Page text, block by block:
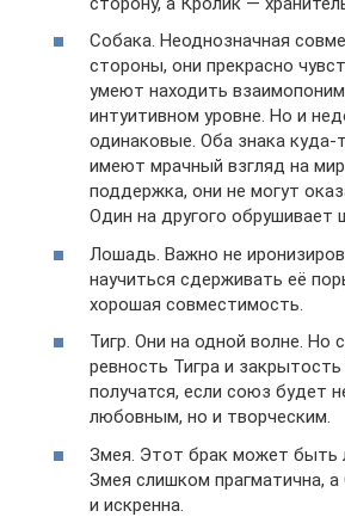
Собака. Неоднозначная
стороны, они прекрасно
умеют находить
интуитивном уровне. Но и
одинаковые. Оба знака куда-
имеют мрачный взгляд на
поддержка, они не могут
Один на другого обрушивает
Лошадь. Важно не
научиться сдерживать её
хорошая совместимость.
Тигр. Они на одной волне. Но
ревность Тигра и
получатся, если союз будет
любовным, но и творческим.
Змея. Этот брак может быть
Змея слишком прагматична,
и искренна.